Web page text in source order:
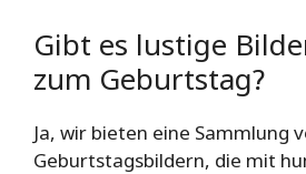
Gibt es lustige
zum Geburtstag?
Ja, wir bieten eine Sammlung
Geburtstagsbildern, die mit